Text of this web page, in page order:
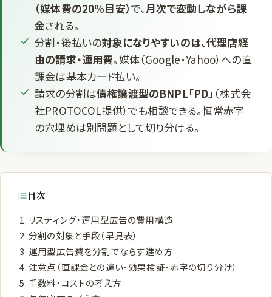
（媒体費の20%目安）で、月次で変動しながら課
金される。
分割・後払いの対象になりやすいのは、代理店経
由の請求・運用費。媒体（Google・Yahoo）への直
課金は基本カード払い。
請求の分割は債権譲渡型のBNPL「PD」 （株式会
社PROTOCOL提供）でも相談できる。恒常赤字
の穴埋めは別問題として切り分ける。
目次
リスティング・運用型広告の費用構造
分割の対象と手段（早見表）
運用型広告費を分割でならす進め方
注意点（直課金との違い・効果検証・赤字の切り分け）
手数料・コストの考え方